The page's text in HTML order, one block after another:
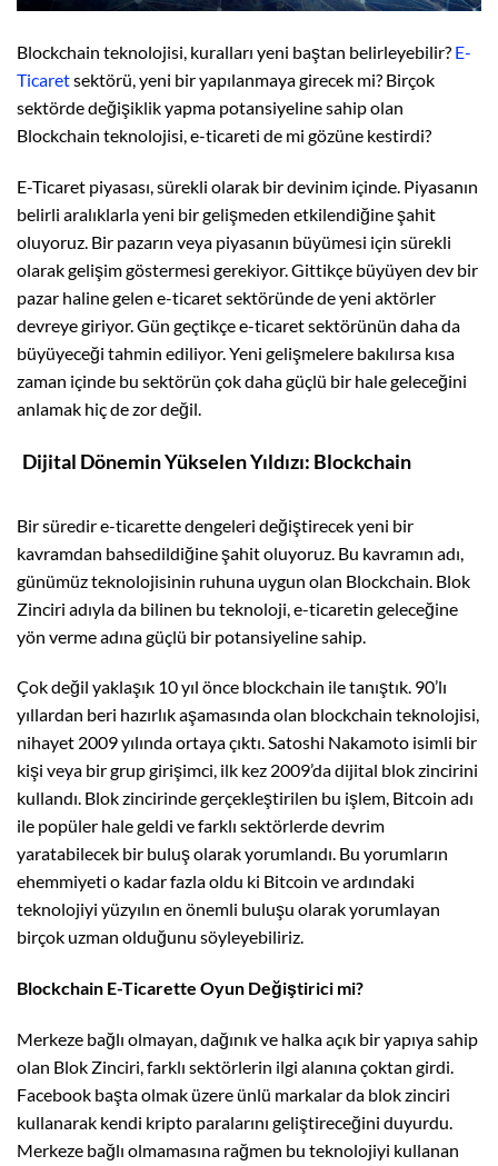
Blockchain teknolojisi, kuralları yeni baştan belirleyebilir? E-
Ticaretsektörü, yeni bir yapılanmaya girecek mi? Birçok
sektörde değişiklik yapma potansiyeline sahip olan
Blockchain teknolojisi, e-ticareti de mi gözüne kestirdi?
E-Ticaret piyasası, sürekli olarak bir devinim içinde. Piyasanın
belirli aralıklarla yeni bir gelişmeden etkilendiğine şahit
oluyoruz. Bir pazarın veya piyasanın büyümesi için sürekli
olarak gelişim göstermesi gerekiyor. Gittikçe büyüyen dev bir
pazar haline gelen e-ticaret sektöründe de yeni aktörler
devreye giriyor. Gün geçtikçe e-ticaret sektörünün daha da
büyüyeceği tahmin ediliyor. Yeni gelişmelere bakılırsa kısa
zaman içinde bu sektörün çok daha güçlü bir hale geleceğini
anlamak hiç de zor değil.
Dijital Dönemin Yükselen Yıldızı: Blockchain
Bir süredir e-ticarette dengeleri değiştirecek yeni bir
kavramdan bahsedildiğine şahit oluyoruz. Bu kavramın adı,
günümüz teknolojisinin ruhuna uygun olan Blockchain. Blok
Zinciri adıyla da bilinen bu teknoloji, e-ticaretin geleceğine
yön verme adına güçlü bir potansiyeline sahip.
Çok değil yaklaşık 10 yıl önce blockchain ile tanıştık. 90’lı
yıllardan beri hazırlık aşamasında olan blockchain teknolojisi,
nihayet 2009 yılında ortaya çıktı. Satoshi Nakamoto isimli bir
kişi veya bir grup girişimci, ilk kez 2009’da dijital blok zincirini
kullandı. Blok zincirinde gerçekleştirilen bu işlem, Bitcoin adı
ile popüler hale geldi ve farklı sektörlerde devrim
yaratabilecek bir buluş olarak yorumlandı. Bu yorumların
ehemmiyeti o kadar fazla oldu ki Bitcoin ve ardındaki
teknolojiyi yüzyılın en önemli buluşu olarak yorumlayan
birçok uzman olduğunu söyleyebiliriz.
Blockchain E-Ticarette Oyun Değiştirici mi?
Merkeze bağlı olmayan, dağınık ve halka açık bir yapıya sahip
olan Blok Zinciri, farklı sektörlerin ilgi alanına çoktan girdi.
Facebook başta olmak üzere ünlü markalar da blok zinciri
kullanarak kendi kripto paralarını geliştireceğini duyurdu.
Merkeze bağlı olmamasına rağmen bu teknolojiyi kullanan